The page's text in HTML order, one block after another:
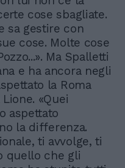
cose sbagliate.
sa gestire con
cose. Molte cose
Ma Spalletti
e ha ancora negli
la Roma
«Quei
aspettato
la differenza.
ti avvolge, ti
quello che gli